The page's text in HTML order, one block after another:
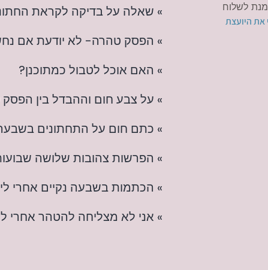
לשלוח
היועצת
» שאלה על בדיקה לקראת
» הפסק טהרה- לא יודעת אם
» האם אוכל לטבול כמתוכנן?
» על צבע חום וההבדל בין
» כתם חום על התחתונים בשבעה
» הפרשות צהובות שלושה
» הכתמות בשבעה נקיים אחרי
» אני לא מצליחה להטהר אחרי